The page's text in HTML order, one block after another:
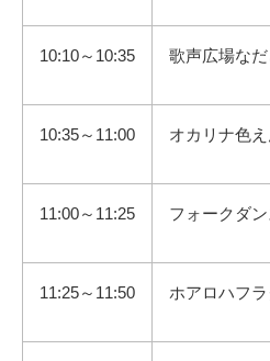
10:10～10:35 歌声広場なだ
10:35～11:00 オカリナ色
11:00～11:25 フォークダ
11:25～11:50 ホアロハフ